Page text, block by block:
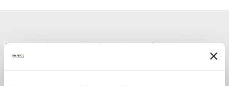
Preparazione analcolica a base di frutta per uso
professionale.